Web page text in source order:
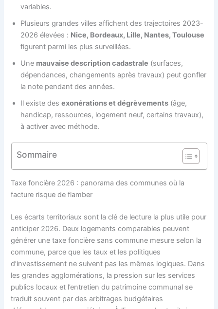
variables.
Plusieurs grandes villes affichent des trajectoires 2023-
2026 élevées : Nice, Bordeaux, Lille, Nantes, Toulouse
figurent parmi les plus surveillées.
Une mauvaise description cadastrale (surfaces,
dépendances, changements après travaux) peut gonfler
la note pendant des années.
Il existe desexonérations et dégrèvements (âge,
handicap, ressources, logement neuf, certains travaux),
à activer avec méthode.
Sommaire
Taxe foncière 2026 : panorama des communes où la
facture risque de flamber
Les écarts territoriaux sont la clé de lecture la plus utile pour
anticiper 2026. Deux logements comparables peuvent
générer une taxe foncière sans commune mesure selon la
commune, parce que les taux et les politiques
d’investissement ne suivent pas les mêmes logiques. Dans
les grandes agglomérations, la pression sur les services
publics locaux et l’entretien du patrimoine communal se
traduit souvent par des arbitrages budgétaires